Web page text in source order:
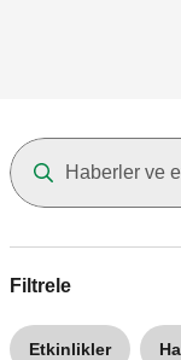
Filtrele
Etkinlikler